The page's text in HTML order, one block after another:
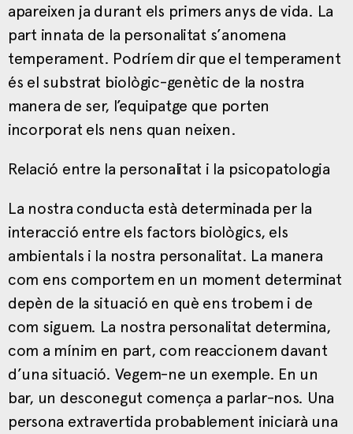
apareixen ja durant els primers anys de vida. La
part innata de la personalitat s’anomena
temperament. Podríem dir que el temperament
és el substrat biològic-genètic de la nostra
manera de ser, l’equipatge que porten
incorporat els nens quan neixen.
Relació entre la personalitat i la psicopatologia
La nostra conducta està determinada per la
interacció entre els factors biològics, els
ambientals i la nostra personalitat. La manera
com ens comportem en un moment determinat
depèn de la situació en què ens trobem i de
com siguem. La nostra personalitat determina,
com a mínim en part, com reaccionem davant
d’una situació. Vegem-ne un exemple. En un
bar, un desconegut comença a parlar-nos. Una
persona extravertida probablement iniciarà una